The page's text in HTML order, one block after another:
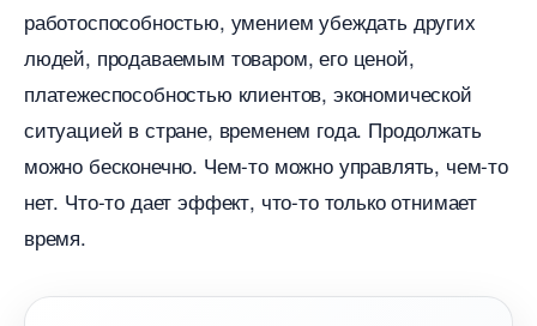
работоспособностью, умением убеждать других
людей, продаваемым товаром, его ценой,
платежеспособностью клиентов, экономической
ситуацией в стране, временем года. Продолжать
можно бесконечно. Чем-то можно управлять, чем-то
нет. Что-то дает эффект, что-то только отнимает
ремя.